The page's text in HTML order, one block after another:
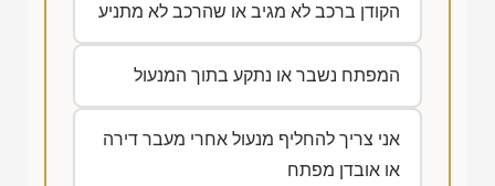
הקודן ברכב לא מגיב או שהרכב לא מתניע
המפתח נשבר או נתקע בתוך המנעול
אני צריך להחליף מנעול אחרי מעבר דירה
או אובדן מפתח